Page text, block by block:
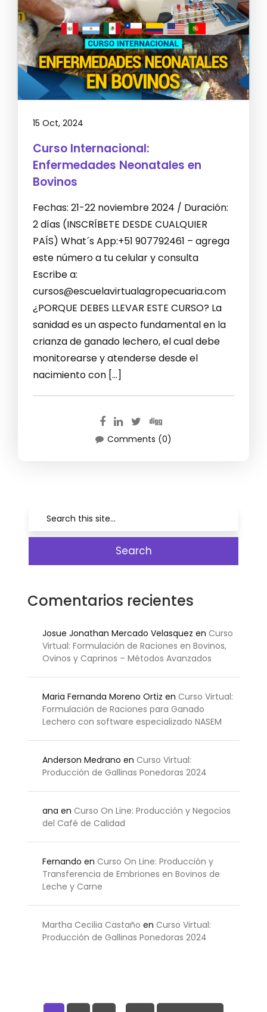
15 Oct, 2024
Curso Internacional:
Enfermedades Neonatales en
Bovinos
Fechas: 21-22 noviembre 2024 / Duración:
2 días (INSCRÍBETE DESDE CUALQUIER
PAÍS) What´s App:+51 907792461 – agrega
este número a tu celular y consulta
Escribe a:
cursos@escuelavirtualagropecuaria.com
¿PORQUE DEBES LLEVAR ESTE CURSO? La
sanidad es un aspecto fundamental en la
crianza de ganado lechero, el cual debe
monitorearse y atenderse desde el
nacimiento con […]
Comments (0)
Comentarios recientes
Josue Jonathan Mercado Velasquez en Curso
Virtual: Formulación de Raciones en Bovinos,
Ovinos y Caprinos – Métodos Avanzados
Maria Fernanda Moreno Ortiz en Curso Virtual:
Formulación de Raciones para Ganado
Lechero con software especializado NASEM
Anderson Medrano en Curso Virtual:
Producción de Gallinas Ponedoras 2024
ana en Curso On Line: Producción y Negocios
del Café de Calidad
Fernando en Curso On Line: Producción y
Transferencia de Embriones en Bovinos de
Leche y Carne
Martha Cecilia Castaño en Curso Virtual:
Producción de Gallinas Ponedoras 2024